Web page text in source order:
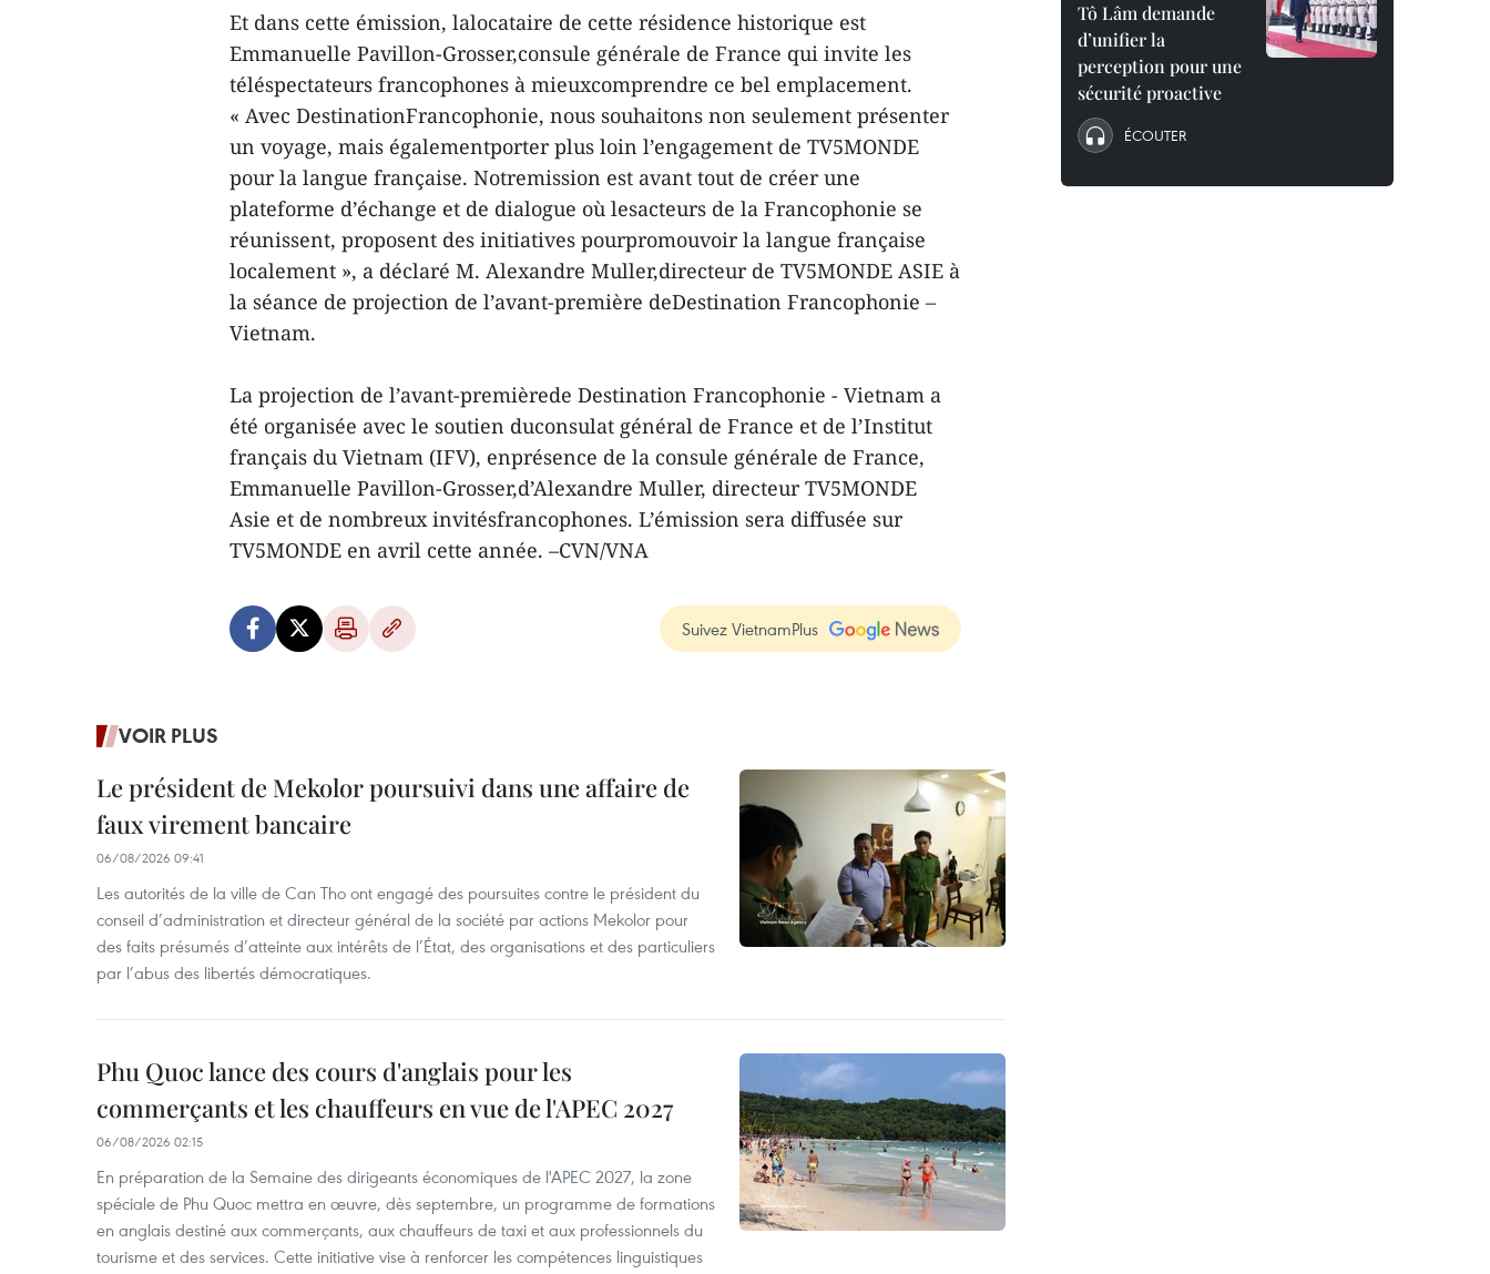
Et dans cette émission, lalocataire de cette résidence historique est
Emmanuelle Pavillon-Grosser,consule générale de France qui invite les
téléspectateurs francophones à mieuxcomprendre ce bel emplacement.
« Avec DestinationFrancophonie, nous souhaitons non seulement présenter
un voyage, mais égalementporter plus loin l’engagement de TV5MONDE
pour la langue française. Notremission est avant tout de créer une
plateforme d’échange et de dialogue où lesacteurs de la Francophonie se
réunissent, proposent des initiatives pourpromouvoir la langue française
localement », a déclaré M. Alexandre Muller,directeur de TV5MONDE ASIE à
la séance de projection de l’avant-première deDestination Francophonie –
Vietnam.
La projection de l’avant-premièrede Destination Francophonie - Vietnam a
été organisée avec le soutien duconsulat général de France et de l’Institut
français du Vietnam (IFV), enprésence de la consule générale de France,
Emmanuelle Pavillon-Grosser,d’Alexandre Muller, directeur TV5MONDE
Asie et de nombreux invitésfrancophones. L’émission sera diffusée sur
TV5MONDE en avril cette année. –CVN/VNA
Suivez VietnamPlus
VOIR PLUS
Le président de Mekolor poursuivi dans une affaire de
faux virement bancaire
06/08/2026 09:41
Les autorités de la ville de Can Tho ont engagé des poursuites contre le président du
conseil d’administration et directeur général de la société par actions Mekolor pour
des faits présumés d’atteinte aux intérêts de l’État, des organisations et des particuliers
par l’abus des libertés démocratiques.
Phu Quoc lance des cours d'anglais pour les
commerçants et les chauffeurs en vue de l'APEC 2027
06/08/2026 02:15
En préparation de la Semaine des dirigeants économiques de l'APEC 2027, la zone
spéciale de Phu Quoc mettra en œuvre, dès septembre, un programme de formations
en anglais destiné aux commerçants, aux chauffeurs de taxi et aux professionnels du
tourisme et des services. Cette initiative vise à renforcer les compétences linguistiques
Tô Lâm demande
d’unifier la
perception pour une
sécurité proactive
ÉCOUTER